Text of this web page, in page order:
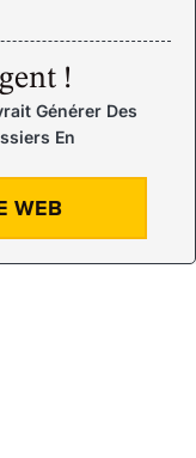
!
Générer Des
En
WEB